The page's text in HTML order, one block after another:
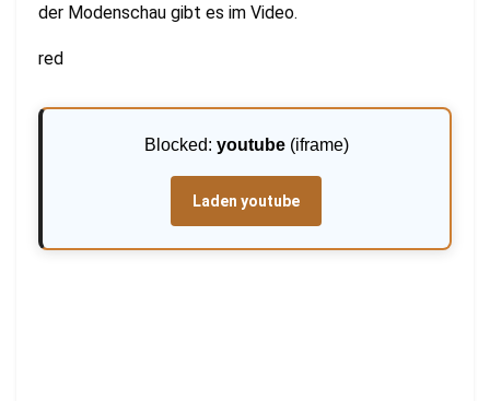
der Modenschau gibt es im Video.
red
Blocked: youtube(iframe)
Laden youtube